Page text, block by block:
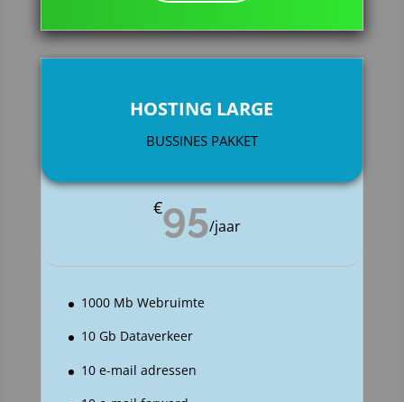
HOSTING LARGE
BUSSINES PAKKET
€95/jaar
1000 Mb Webruimte
10 Gb Dataverkeer
10 e-mail adressen